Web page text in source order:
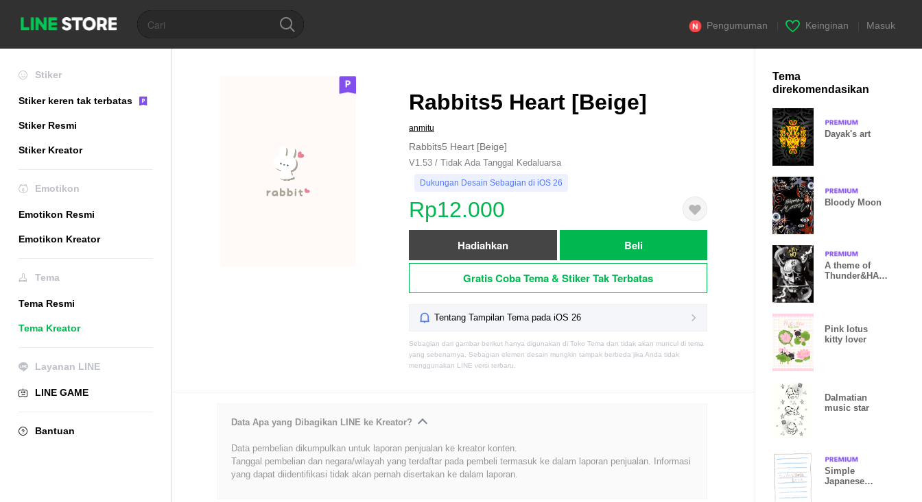
Pengumuman Keinginan Masuk
Stiker
Stiker keren tak terbatas
Stiker Resmi
Stiker Kreator
Emotikon
Emotikon Resmi
Emotikon Kreator
Tema
Tema Resmi
Tema Kreator
Layanan LINE
LINE GAME
Bantuan
Rabbits5 Heart [Beige]
anmitu
Rabbits5 Heart [Beige]
V1.53 / Tidak Ada Tanggal Kedaluarsa
Dukungan Desain Sebagian di iOS 26
Rp12.000
Hadiahkan Beli
Gratis Coba Tema & Stiker Tak Terbatas
Tentang Tampilan Tema pada iOS 26
Sebagian dari gambar berikut hanya digunakan di Toko Tema dan tidak akan muncul di tema
yang sebenarnya. Sebagian elemen desain mungkin tampak berbeda jika Anda tidak
menggunakan LINE versi terbaru.
Data Apa yang Dibagikan LINE ke Kreator?
Data pembelian dikumpulkan untuk laporan penjualan ke kreator konten.
Tanggal pembelian dan negara/wilayah yang terdaftar pada pembeli termasuk ke dalam laporan penjualan. Informasi
yang dapat diidentifikasi tidak akan pernah disertakan ke dalam laporan.
Tema
direkomendasikan
Dayak's art
Bloody Moon
A theme of
Thunder&HAN
Pink lotus
kitty lover
Dalmatian
music star
Simple
Japanese